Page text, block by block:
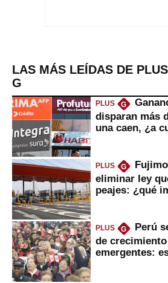
LAS MÁS LEÍDAS DE PLUS
G
PLUS G
disparan más
una caen, ¿a
PLUS G
eliminar ley
peajes: ¿qué
PLUS G
Perú
de
emergentes: